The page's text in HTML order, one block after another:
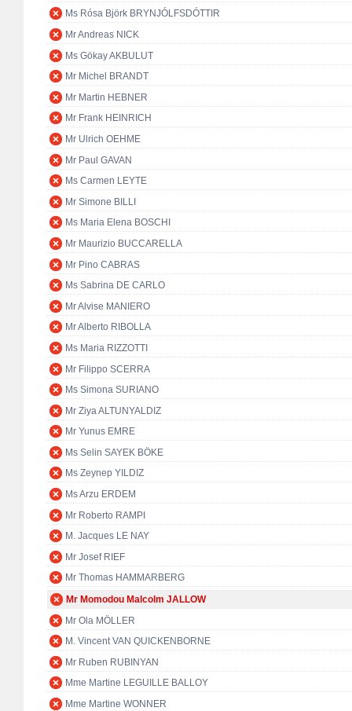
Ms Rósa Björk BRYNJÓLFSDÓTTIR
Mr Andreas NICK
Ms Gökay AKBULUT
Mr Michel BRANDT
Mr Martin HEBNER
Mr Frank HEINRICH
Mr Ulrich OEHME
Mr Paul GAVAN
Ms Carmen LEYTE
Mr Simone BILLI
Ms Maria Elena BOSCHI
Mr Maurizio BUCCARELLA
Mr Pino CABRAS
Ms Sabrina DE CARLO
Mr Alvise MANIERO
Mr Alberto RIBOLLA
Ms Maria RIZZOTTI
Mr Filippo SCERRA
Ms Simona SURIANO
Mr Ziya ALTUNYALDIZ
Mr Yunus EMRE
Ms Selin SAYEK BÖKE
Ms Zeynep YILDIZ
Ms Arzu ERDEM
Mr Roberto RAMPI
M. Jacques LE NAY
Mr Josef RIEF
Mr Thomas HAMMARBERG
Mr Momodou Malcolm JALLOW
Mr Ola MÖLLER
M. Vincent VAN QUICKENBORNE
Mr Ruben RUBINYAN
Mme Martine LEGUILLE BALLOY
Mme Martine WONNER